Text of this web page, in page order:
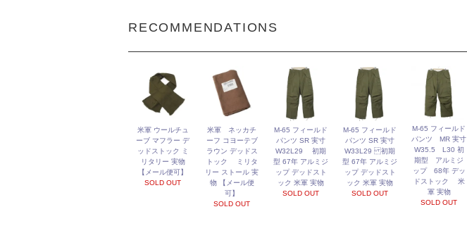
RECOMMENDATIONS
米軍 ウールチュ
ーブ マフラー デ
ッドストック ミ
リタリー 実物
【メール便可】
SOLD OUT
米軍 ネッカチ
ーフ コヨーテブ
ラウン デッドス
トック ミリタ
リー ストール 実
物 【メール便
可】
SOLD OUT
M-65 フィールド
パンツ SR 実寸
W32L29 初期
型 67年 アルミジ
ップ デッドスト
ック 米軍 実物
SOLD OUT
M-65 フィールド
パンツ SR 実寸
W33L29 初期
型 67年 アルミジ
ップ デッドスト
ック 米軍 実物
SOLD OUT
M-65 フィールド
パンツ MR 実寸
W35.5 L30 初
期型 アルミジ
ップ 68年 デッ
ドストック 米
軍 実物
SOLD OUT